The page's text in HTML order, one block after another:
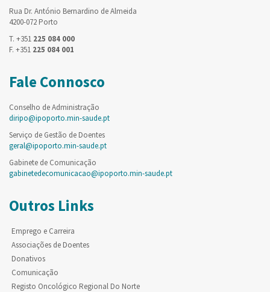
Rua Dr. António Bernardino de Almeida
4200-072 Porto
T. +351 225 084 000
F. +351 225 084 001
Fale Connosco
Conselho de Administração
diripo@ipoporto.min-saude.pt
Serviço de Gestão de Doentes
geral@ipoporto.min-saude.pt
Gabinete de Comunicação
gabinetedecomunicacao@ipoporto.min-saude.pt
Outros Links
Emprego e Carreira
Associações de Doentes
Donativos
Comunicação
Registo Oncológico Regional Do Norte